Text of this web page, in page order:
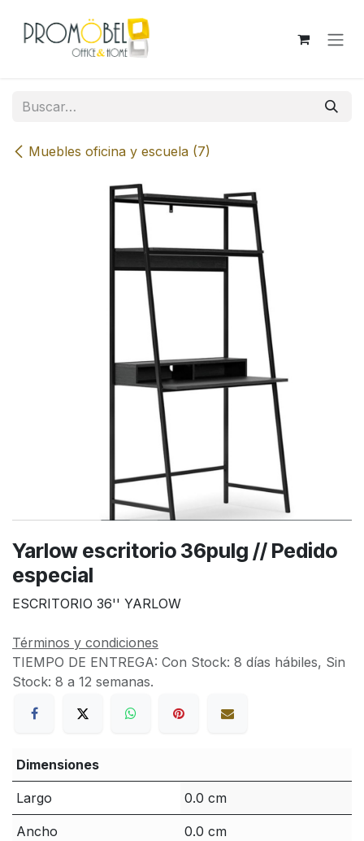
Muebles oficina y escuela (7)
Yarlow escritorio 36pulg // Pedido
especial
ESCRITORIO 36'' YARLOW
Términos y condiciones
TIEMPO DE ENTREGA: Con Stock: 8 días hábiles, Sin
Stock: 8 a 12 semanas.
Dimensiones
Largo 0.0 cm
Ancho 0.0 cm